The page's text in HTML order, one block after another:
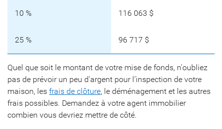
10 % 116 063 $
25 % 96 717 $
Quel que soit le montant de votre mise de fonds, n'oubliez
pas de prévoir un peu d'argent pour l’inspection de votre
maison, les frais de clôture, le déménagement et les autres
frais possibles. Demandez à votre agent immobilier
combien vous devriez mettre de côté.